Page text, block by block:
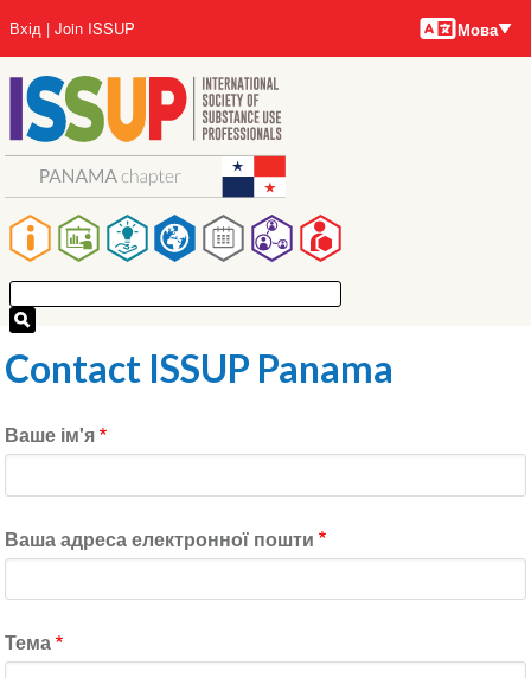
до
основного
вмісту
Main
navigation
User
account
menu
Вхід Join ISSUP Мови
Мова
Contact ISSUP Panama
Ваше ім'я
Ваша адреса електронної пошти
Тема